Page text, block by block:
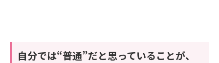
自分では“普通”だと思っていることが、